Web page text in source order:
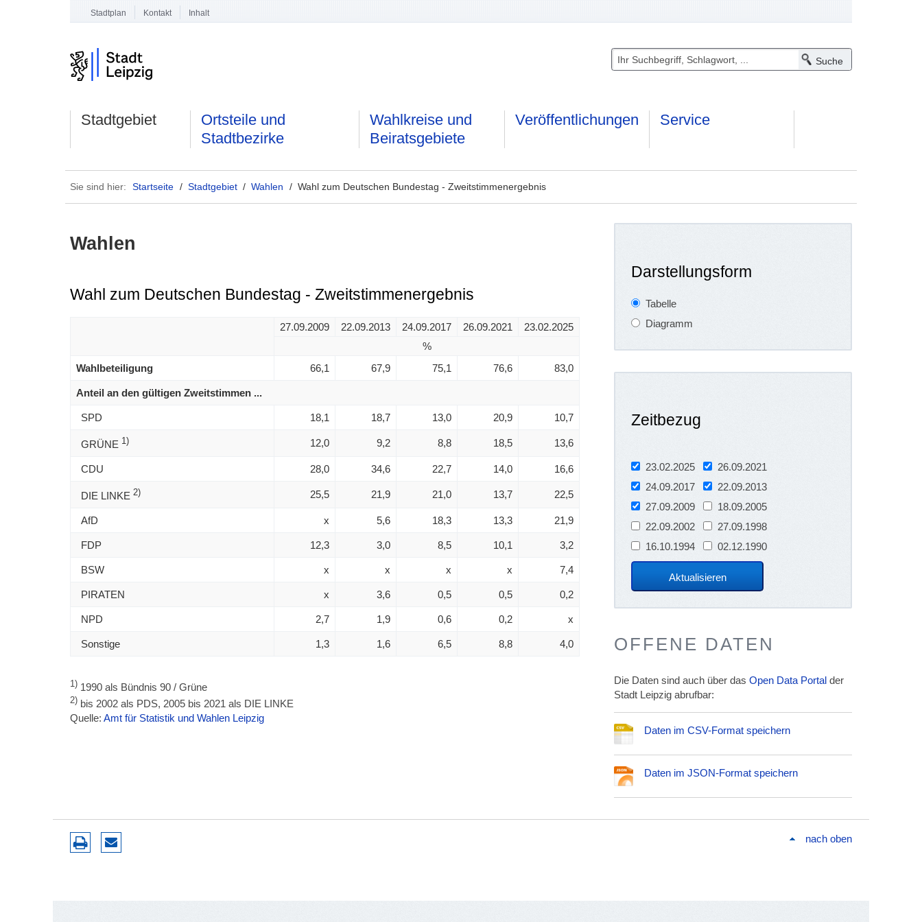
Stadtplan Kontakt Inhalt
Stadtgebiet
Ortsteile und
Stadtbezirke
Wahlkreise und
Beiratsgebiete
Veröffentlichungen Service
Sie sind hier: Startseite / Stadtgebiet /Wahlen / Wahl zum Deutschen Bundestag - Zweitstimmenergebnis
Wahlen
Wahl zum Deutschen Bundestag - Zweitstimmenergebnis
27.09.2009 22.09.2013 24.09.2017 26.09.2021
23.02.2025
%
Wahlbeteiligung
66,1 67,9 75,1 76,6 83,0
Anteil an den gültigen Zweitstimmen ...
SPD 18,1 18,7 13,0 20,9 10,7
GRÜNE 1) 12,0 9,2 8,8 18,5 13,6
CDU 28,0 34,6 22,7 14,0 16,6
DIE LINKE2) 25,5 21,9 21,0 13,7 22,5
AfD x 5,6 18,3 13,3 21,9
FDP 12,3 3,0 8,5 10,1 3,2
BSW x x x x 7,4
PIRATEN x 3,6 0,5 0,5 0,2
NPD 2,7 1,9 0,6 0,2 x
Sonstige 1,3 1,6 6,5 8,8 4,0
1) 1990 als Bündnis 90 / Grüne
2) bis 2002 als PDS, 2005 bis 2021 als DIE LINKE
Quelle: Amt für Statistik und Wahlen Leipzig
Darstellungsform
Tabelle
Diagramm
Zeitbezug
23.02.2025
26.09.2021
24.09.2017
22.09.2013
27.09.2009
18.09.2005
22.09.2002
27.09.1998
16.10.1994
02.12.1990
OFFENE DATEN
Die Daten sind auch über dasOpen Data Portal der
Stadt Leipzig abrufbar:
Daten im CSV-Format speichern
Daten im JSON-Format speichern
nach oben